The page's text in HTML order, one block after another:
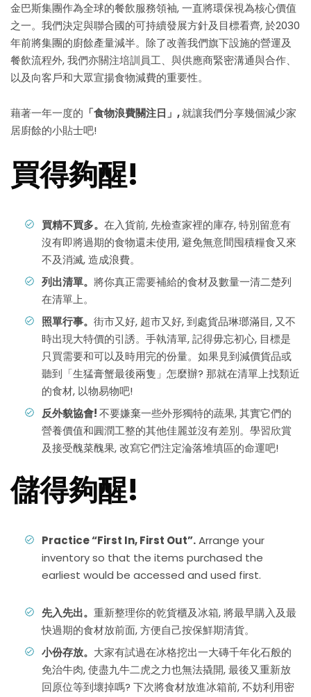
金巴斯集團作為全球的餐飲服務領袖, 一直將環保視為核心價值
之一。我們決定與聯合國的可持續發展方針及目標看齊, 於2030
年前將集團的廚餘產量減半。除了改善我們旗下設施的營運及
餐飲流程外, 我們亦關注培訓員工、與供應商緊密溝通與合作、
以及向客戶和大眾宣揚食物減費的重要性。
藉著一年一度的 「食物浪費關注日」 ,就讓我們分享幾個減少家
居廚餘的小貼士吧!
買得夠醒!
買精不買多。 在入貨前, 先檢查家裡的庫存, 特別留意有
沒有即將過期的食物還未使用, 避免無意間囤積糧食又來
不及消滅, 造成浪費。
列出清單。 將你真正需要補給的食材及數量一清二楚列
在清單上。
照單行事。 街市又好, 超市又好, 到處貨品琳瑯滿目, 又不
時出現大特價的引誘。手執清單, 記得毋忘初心, 目標是
只買需要和可以及時用完的份量。如果見到減價貨品或
聽到「生猛膏蟹最後兩隻」怎麼辦? 那就在清單上找類近
的食材, 以物易物吧!
反外貌協會!不要嫌棄一些外形獨特的蔬果, 其實它們的
營養價值和圓潤工整的其他佳麗並沒有差別。學習欣賞
及接受醜菜醜果, 改寫它們注定淪落堆填區的命運吧!
儲得夠醒!
Practice “First In, First Out”.Arrange your
inventory so that the items purchased the
earliest would be accessed and used first.
先入先出。 重新整理你的乾貨櫃及冰箱, 將最早購入及最
快過期的食材放前面, 方便自己按保鮮期清貨。
小份存放。 大家有試過在冰格挖出一大磚千年化石般的
免治牛肉, 使盡九牛二虎之力也無法撬開, 最後又重新放
回原位等到壞掉嗎? 下次將食材放進冰箱前, 不妨利用密